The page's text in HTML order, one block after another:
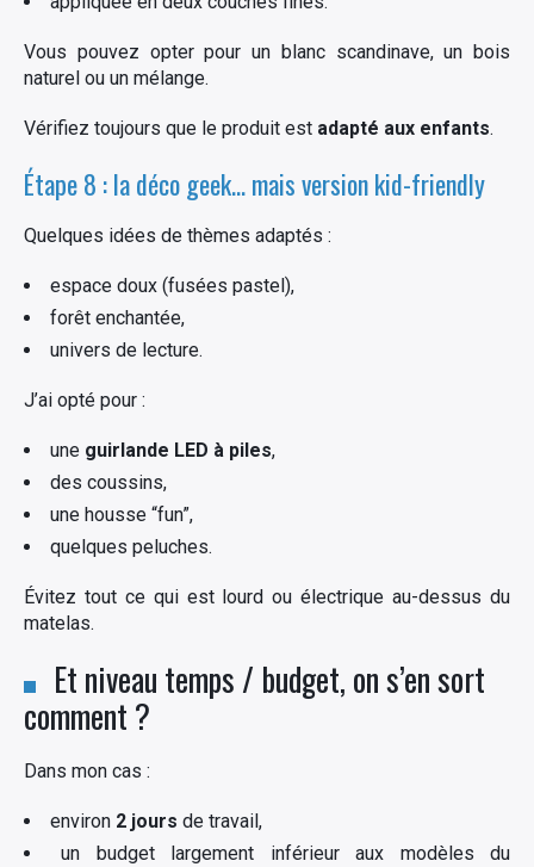
Vous pouvez opter pour un blanc scandinave, un bois
naturel ou un mélange.
Vérifiez toujours que le produit est adapté aux enfants.
Étape 8 : la déco geek… mais version kid-friendly
Quelques idées de thèmes adaptés :
espace doux (fusées pastel),
forêt enchantée,
univers de lecture.
J’ai opté pour :
une guirlande LED à piles,
des coussins,
une housse “fun”,
quelques peluches.
Évitez tout ce qui est lourd ou électrique au-dessus du
matelas.
Et niveau temps / budget, on s’en sort
comment ?
Dans mon cas :
environ 2 jours de travail,
un budget largement inférieur aux modèles du